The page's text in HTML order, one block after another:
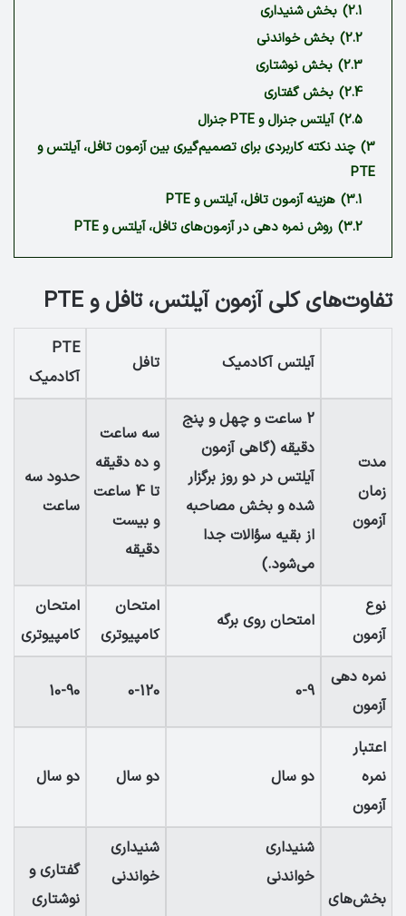
2.1) بخش شنیداری
2.2) بخش خواندنی
2.3) بخش نوشتاری
2.4) بخش گفتاری
2.5) آیلتس جنرال و PTE جنرال
3) چند نکته کاربردی برای تصمیم‌گیری بین آزمون تافل، آیلتس و
PTE
3.1) هزینه آزمون تافل، آیلتس و PTE
3.2) روش نمره دهی در آزمون‌های تافل، آیلتس و PTE
تفاوت‌های کلی آزمون آیلتس، تافل و PTE
آیلتس آکادمیک تافل
PTE
آکادمیک
مدت
زمان
آزمون
2 ساعت و چهل و پنج
دقیقه (گاهی آزمون
آیلتس در دو روز برگزار
شده و بخش مصاحبه
از بقیه سؤالات جدا
می‌شود.)
سه ساعت
و ده دقیقه
تا 4 ساعت
و بیست
دقیقه
حدود سه
ساعت
نوع
آزمون
امتحان روی برگه
امتحان
کامپیوتری
امتحان
کامپیوتری
نمره دهی
آزمون
0-9
0-120
10-90
اعتبار
نمره
آزمون
دو سال دو سال دو سال
بخش‌های
شنیداری
خواندنی
شنیداری
خواندنی
گفتاری و
نوشتاری